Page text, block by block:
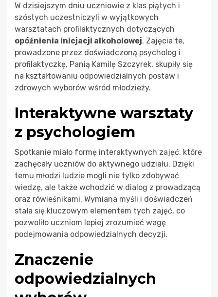
W dzisiejszym dniu uczniowie z klas piątych i
szóstych uczestniczyli w wyjątkowych
warsztatach profilaktycznych dotyczących
opóźnienia inicjacji alkoholowej. Zajęcia te,
prowadzone przez doświadczoną psycholog i
profilaktyczkę, Panią Kamilę Szczyrek, skupiły się
na kształtowaniu odpowiedzialnych postaw i
zdrowych wyborów wśród młodzieży.
Interaktywne warsztaty
z psychologiem
Spotkanie miało formę interaktywnych zajęć, które
zachęcały uczniów do aktywnego udziału. Dzięki
temu młodzi ludzie mogli nie tylko zdobywać
wiedzę, ale także wchodzić w dialog z prowadzącą
oraz rówieśnikami. Wymiana myśli i doświadczeń
stała się kluczowym elementem tych zajęć, co
pozwoliło uczniom lepiej zrozumieć wagę
podejmowania odpowiedzialnych decyzji.
Znaczenie
odpowiedzialnych